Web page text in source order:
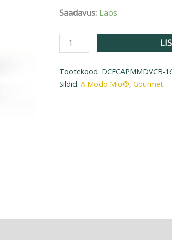
Saadavus: Laos
Tootekood: DCECAPMMDVCB-
Sildid:A Modo Mio®,Gourmet